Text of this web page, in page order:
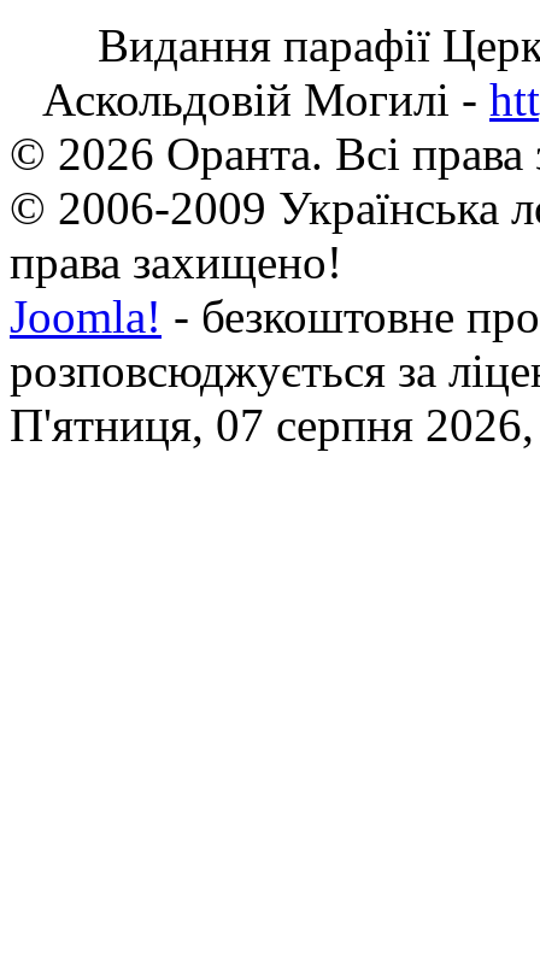
Видання парафії
Аскольдовій Могилі -
© 2026 Оранта. Всі
© 2006-2009 Українська
права захищено!
Joomla! - безкоштовне
розповсюджується за
П'ятниця, 07 серпня